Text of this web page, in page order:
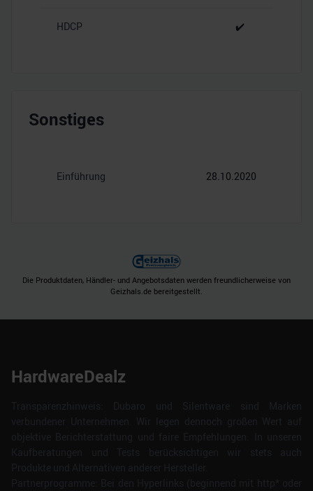
HDCP ✔️
Sonstiges
Einführung 28.10.2020
Die Produktdaten, Händler- und Angebotsdaten werden freundlicherweise von
Geizhals.de bereitgestellt.
HardwareDealz